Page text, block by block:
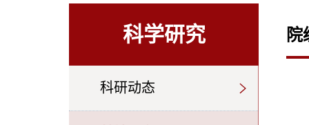
科学研究
科研动态
院